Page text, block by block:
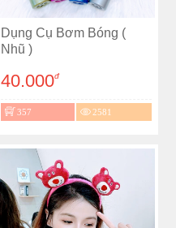
Dụng Cụ Bơm Bóng (
Nhũ )
40.000đ
357 2581